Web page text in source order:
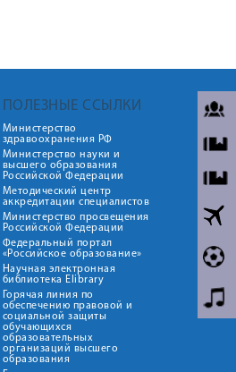
ПОЛЕЗНЫЕ ССЫЛКИ
Министерство
здравоохранения РФ
Министерство науки и
высшего образования
Российской Федерации
Методический центр
аккредитации специалистов
Министерство просвещения
Российской Федерации
Федеральный портал
«Российское образование»
Научная электронная
библиотека Elibrary
Горячая линия по
обеспечению правовой и
социальной защиты
обучающихся
образовательных
организаций высшего
образования